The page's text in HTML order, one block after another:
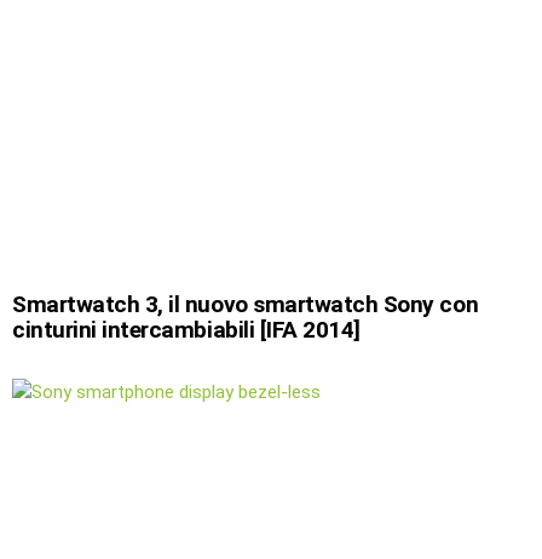
Smartwatch 3, il nuovo smartwatch Sony con
cinturini intercambiabili [IFA 2014]